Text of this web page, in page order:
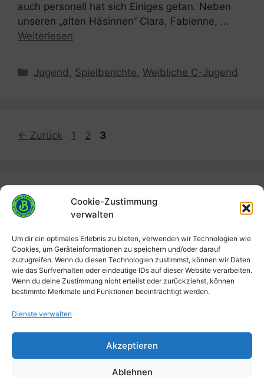
Cookie-Zustimmung
verwalten
Um dir ein optimales Erlebnis zu bieten, verwenden wir Technologien wie
Cookies, um Geräteinformationen zu speichern und/oder darauf
zuzugreifen. Wenn du diesen Technologien zustimmst, können wir Daten
wie das Surfverhalten oder eindeutige IDs auf dieser Website verarbeiten.
Wenn du deine Zustimmung nicht erteilst oder zurückziehst, können
bestimmte Merkmale und Funktionen beeinträchtigt werden.
Dienste verwalten
Akzeptieren
Ablehnen
auch personell hat sich Einiges getan. Neben
unseren „alten Häsinnen“ Clara, Fabienne, …
Weiterlesen
Kategorien
Jugend , Spielberichte, Weibliche C-Jugend
← Zurück Seite
1 Seite
2 Seite
3
Filter
Kategorien
Suchen
Datenschutzerklärung